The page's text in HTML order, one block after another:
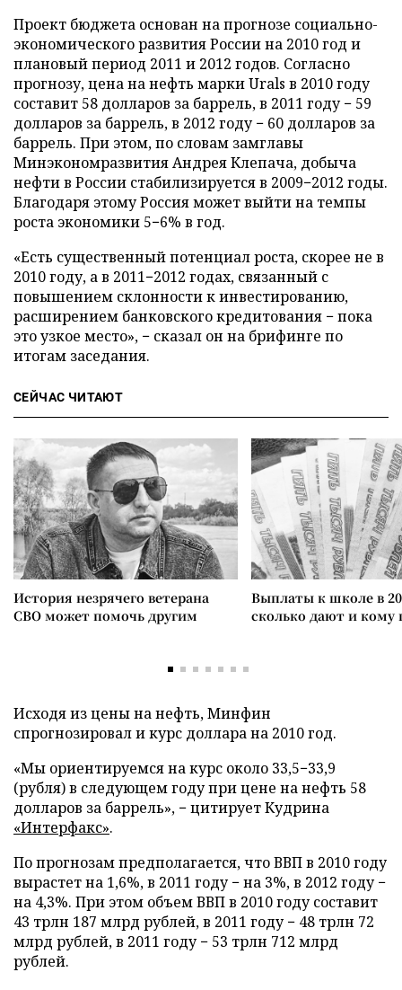
Проект бюджета основан на прогнозе социально-
экономического развития России на 2010 год и
плановый период 2011 и 2012 годов. Согласно
прогнозу, цена на нефть марки Urals в 2010 году
составит 58 долларов за баррель, в 2011 году − 59
долларов за баррель, в 2012 году − 60 долларов за
баррель. При этом, по словам замглавы
Минэкономразвития Андрея Клепача, добыча
нефти в России стабилизируется в 2009−2012 годы.
Благодаря этому Россия может выйти на темпы
роста экономики 5−6% в год.
«Есть существенный потенциал роста, скорее не в
2010 году, а в 2011−2012 годах, связанный с
повышением склонности к инвестированию,
расширением банковского кредитования − пока
это узкое место», − сказал он на брифинге по
итогам заседания.
СЕЙЧАС ЧИТАЮТ
История незрячего ветерана
СВО может помочь другим
Выплаты к школе в
сколько дают и
Исходя из цены на нефть, Минфин
спрогнозировал и курс доллара на 2010 год.
«Мы ориентируемся на курс около 33,5−33,9
(рубля) в следующем году при цене на нефть 58
долларов за баррель», − цитирует Кудрина
«Интерфакс».
По прогнозам предполагается, что ВВП в 2010 году
вырастет на 1,6%, в 2011 году − на 3%, в 2012 году −
на 4,3%. При этом объем ВВП в 2010 году составит
43 трлн 187 млрд рублей, в 2011 году − 48 трлн 72
млрд рублей, в 2011 году − 53 трлн 712 млрд
рублей.